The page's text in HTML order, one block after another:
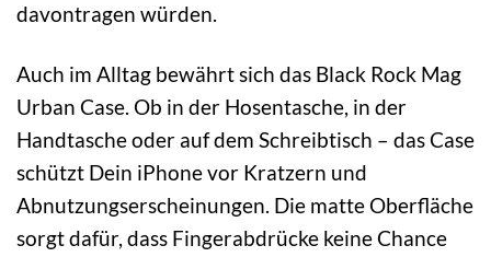
davontragen würden.
Auch im Alltag bewährt sich das Black Rock Mag
Urban Case. Ob in der Hosentasche, in der
Handtasche oder auf dem Schreibtisch – das Case
schützt Dein iPhone vor Kratzern und
Abnutzungserscheinungen. Die matte Oberfläche
sorgt dafür, dass Fingerabdrücke keine Chance